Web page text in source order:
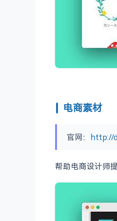
电商素材
官网： http://
帮助电商设计师